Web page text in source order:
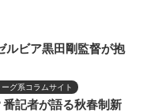
ルビア黒田剛監督が抱
グ系コラムサイト
番記者が語る秋春制新